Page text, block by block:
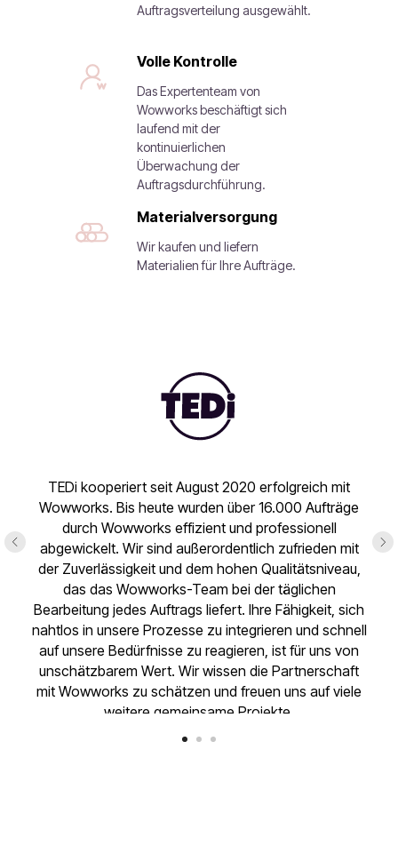
Auftragsverteilung ausgewählt.
Volle Kontrolle
Das Expertenteam von
Wowworks beschäftigt sich
laufend mit der
kontinuierlichen
Überwachung der
Auftragsdurchführung.
Materialversorgung
Wir kaufen und liefern
Materialien für Ihre Aufträge.
TEDi kooperiert seit August 2020 erfolgreich mit
Wowworks. Bis heute wurden über 16.000 Aufträge
durch Wowworks effizient und professionell
abgewickelt. Wir sind außerordentlich zufrieden mit
der Zuverlässigkeit und dem hohen Qualitätsniveau,
das das Wowworks-Team bei der täglichen
Bearbeitung jedes Auftrags liefert. Ihre Fähigkeit, sich
nahtlos in unsere Prozesse zu integrieren und schnell
auf unsere Bedürfnisse zu reagieren, ist für uns von
unschätzbarem Wert. Wir wissen die Partnerschaft
mit Wowworks zu schätzen und freuen uns auf viele
weitere gemeinsame Projekte.